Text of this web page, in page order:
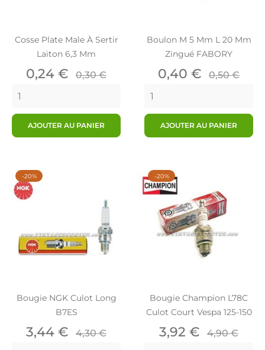
Cosse Plate Male À Sertir
Laiton 6,3 Mm
Prix
0,24 € Prix
0,30 €
AJOUTER AU PANIER
Boulon M 5 Mm L 20 Mm
Zingué FABORY
Prix
0,40 € Prix
0,50 €
AJOUTER AU PANIER
Bougie NGK Culot Long
B7ES
Prix
3,44 € Prix
4,30 €
-20%
Bougie Champion L78C
Culot Court Vespa 125-150
Prix
3,92 € Prix
4,90 €
-20%